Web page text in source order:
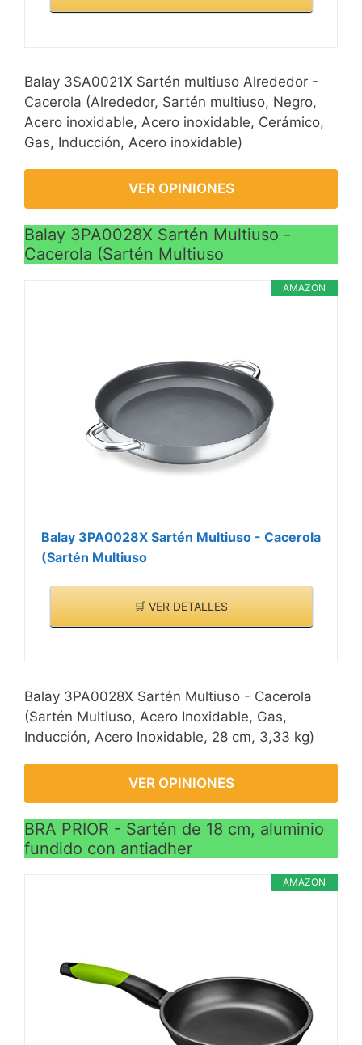
Balay 3SA0021X Sartén multiuso Alrededor -
Cacerola (Alrededor, Sartén multiuso, Negro,
Acero inoxidable, Acero inoxidable, Cerámico,
Gas, Inducción, Acero inoxidable)
VER OPINIONES
Balay 3PA0028X Sartén Multiuso -
Cacerola (Sartén Multiuso
AMAZON
Balay 3PA0028X Sartén Multiuso - Cacerola
(Sartén Multiuso
🛒 VER DETALLES
Balay 3PA0028X Sartén Multiuso - Cacerola
(Sartén Multiuso, Acero Inoxidable, Gas,
Inducción, Acero Inoxidable, 28 cm, 3,33 kg)
VER OPINIONES
BRA PRIOR - Sartén de 18 cm, aluminio
fundido con antiadher
AMAZON